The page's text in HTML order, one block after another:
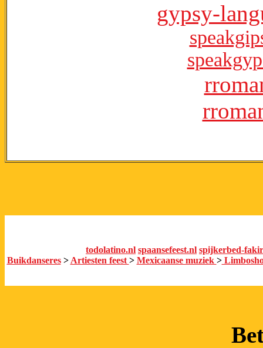
gypsy-
todolatino.nl spaansefeest.nl spijkerbed-
Buikdanseres> Artiesten feest > Mexicaanse muziek >